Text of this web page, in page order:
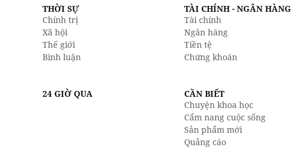
THỜI SỰ
Chính trị
Xã hội
Thế giới
Bình luận
TÀI CHÍNH - NGÂN HÀNG
Tài chính
Ngân hàng
Tiền tệ
Chứng khoán
24 GIỜ QUA
CẦN BIẾT
Chuyện khoa học
Cẩm nang cuộc sống
Sản phẩm mới
Quảng cáo